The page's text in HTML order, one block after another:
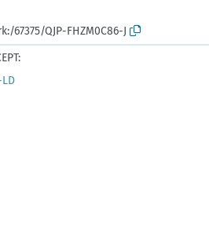
QJP-FHZM0C86-J
LD